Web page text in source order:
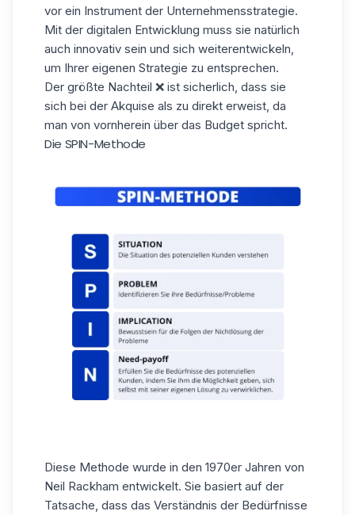
vor ein Instrument der Unternehmensstrategie.
Mit der digitalen Entwicklung muss sie natürlich
auch innovativ sein und sich weiterentwickeln,
um Ihrer eigenen Strategie zu entsprechen.
Der größte Nachteil ❌ ist sicherlich, dass sie
sich bei der Akquise als zu direkt erweist, da
man von vornherein über das Budget spricht.
Die SPIN-Methode
Diese Methode wurde in den 1970er Jahren von
Neil Rackham entwickelt. Sie basiert auf der
Tatsache, dass das Verständnis der Bedürfnisse